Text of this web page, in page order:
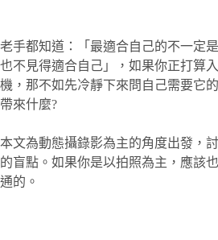
老手都知道：「最適合自己的不一定
也不見得適合自己」，如果你正打算
機，那不如先冷靜下來問自己需要它
帶來什麼?
本文為動態攝錄影為主的角度出發，
的盲點。如果你是以拍照為主，應該
通的。